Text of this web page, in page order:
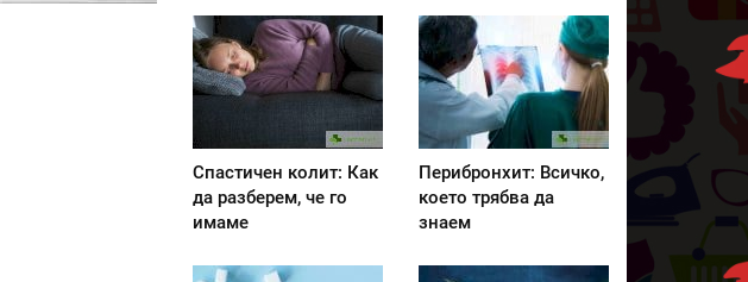
Спастичен колит: Как
да разберем, че го
имаме
Перибронхит: Всичко,
което трябва да
знаем